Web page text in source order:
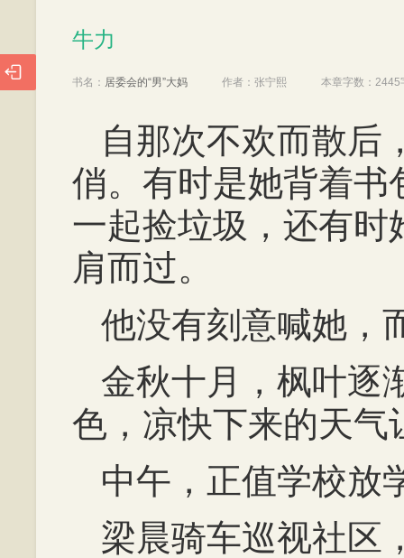
牛力
书名： 居委会的“男”大妈 作者： 张宁熙 本章字数： 2445
自那次不欢而散后
俏。有时是她背着书
一起捡垃圾，还有时
肩而过。
他没有刻意喊她，
金秋十月，枫叶逐
色，凉快下来的天气
中午，正值学校放
梁晨骑车巡视社区
